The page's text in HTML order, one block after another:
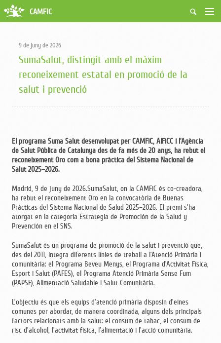
Qui som
Activitats
Borsa de treball
Ciutadans
CAMFiC
9 de juny de 2026
SumaSalut, distingit amb el màxim
reconeixement estatal en promoció de la
salut i prevenció
El programa Suma Salut desenvolupat per CAMFiC, AIFiCC i l’Agència
de Salut Pública de Catalunya des de fa més de 20 anys, ha rebut el
reconeixement Oro com a bona pràctica del Sistema Nacional de
Salut 2025–2026.
Madrid, 9 de juny de 2026.SumaSalut, on la CAMFiC és co-creadora,
ha rebut el reconeixement Oro en la convocatòria de Buenas
Prácticas del Sistema Nacional de Salud 2025–2026. El premi s’ha
atorgat en la categoria Estrategia de Promoción de la Salud y
Prevención en el SNS.
SumaSalut és un programa de promoció de la salut i prevenció que,
des del 2011, integra diferents línies de treball a l’Atenció Primària i
comunitària: el Programa Beveu Menys, el Programa d’Activitat Física,
Esport i Salut (PAFES), el Programa Atenció Primària Sense Fum
(PAPSF), Alimentació Saludable i Salut Comunitària.
L’objectiu és que els equips d’atenció primària disposin d’eines
comunes per abordar, de manera coordinada, alguns dels principals
factors relacionats amb la salut: el consum de tabac, el consum de
risc d’alcohol, l’activitat física, l’alimentació i l’acció comunitària.